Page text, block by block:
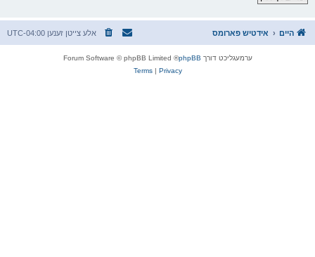
היים אידטיש פארומס אלע צייטן זענען UTC-04:00
ערמעגליכט דורך phpBB
® Forum Software © phpBB Limited
Privacy
|
Terms